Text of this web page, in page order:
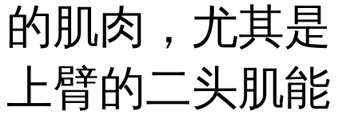
的肌肉，尤其是
上臂的二头肌能